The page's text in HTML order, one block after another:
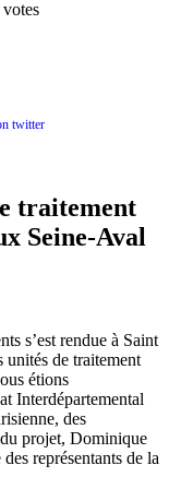
traitement
Seine-Aval
s’est rendue à Saint
de traitement
étions
Interdépartemental
des
du projet, Dominique
représentants de la